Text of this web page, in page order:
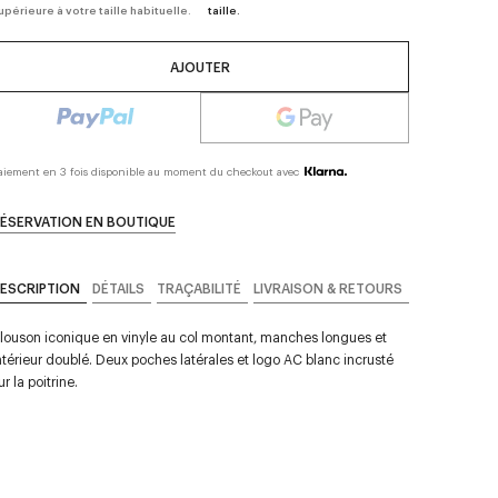
taille.
à votre taille habituelle.
AJOUTER
en 3 fois disponible au moment du checkout avec
EN BOUTIQUE
DÉTAILS TRAÇABILITÉ LIVRAISON & RETOURS
iconique en vinyle au col montant, manches longues et
doublé. Deux poches latérales et logo AC blanc incrusté
la poitrine.